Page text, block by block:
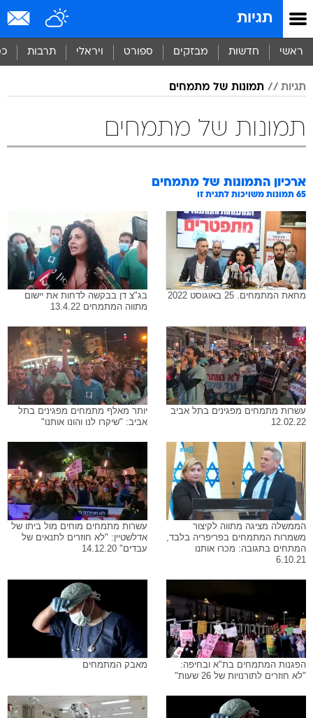
תגיות
ראשי חדשות מבזקים ספורט ויראלי תרבות
תגיות תמונות של מתמחים
תמונות של מתמחים
ארכיון התמונות של מתמחים
65 תמונות משויכות לתגית זו
מחאת המתמחים. 25 באוגוסט 2022
בג"צ דן בבקשה לדחות את יישום
מתווה המתמחים 13.4.22
עשרות מתמחים מפגינים בתל אביב
12.02.22
יותר מאלף מתמחים מפגינים בתל
אביב: "שיקרו לנו והונו אותנו"
הממשלה מציגה מתווה לקיצור
משמרות המתמחים בפריפריה בלבד,
המתחים בתגובה: מכרו אותנו
6.10.21
עשרות מתמחים מוחים מול ביתו של
אדלשטיין: "לא חוזרים לתנאים של
עבדים" 14.12.20
הפגנות המתמחים בת"א ובחיפה:
"לא חוזרים לתורנויות של 26 שעות"
מאבק המתמחים